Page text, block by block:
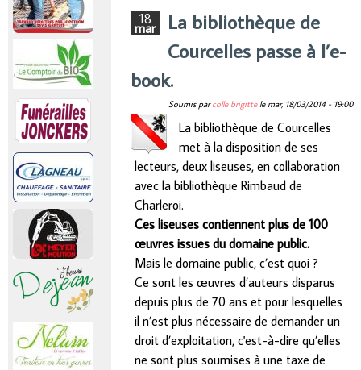
18
mar
La bibliothèque de
Courcelles passe à l’e-
book.
Soumis parcolle brigittele mar, 18/03/2014 - 19:00
La bibliothèque de Courcelles
met à la disposition de ses
lecteurs, deux liseuses, en collaboration
avec la bibliothèque Rimbaud de
Charleroi.
Ces liseuses contiennent plus de 100
œuvres issues du domaine public.
Mais le domaine public, c’est quoi ?
Ce sont les œuvres d’auteurs disparus
depuis plus de 70 ans et pour lesquelles
il n’est plus nécessaire de demander un
droit d’exploitation, c'est-à-dire qu’elles
ne sont plus soumises à une taxe de